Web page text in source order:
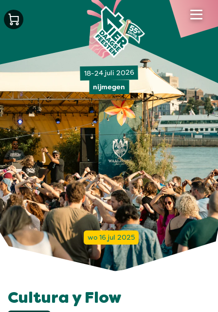
18-24 juli 2026
nijmegen
wo 16 jul 2025
Cultura y Flow